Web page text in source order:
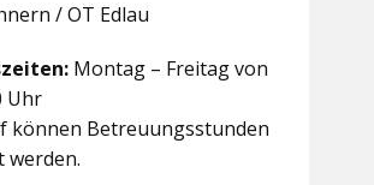
/ OT Edlau
Montag – Freitag von
Uhr
können Betreuungsstunden
werden.